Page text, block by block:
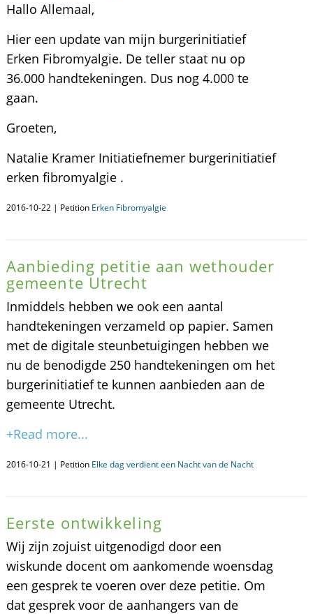
Hallo Allemaal,
Hier een update van mijn burgerinitiatief
Erken Fibromyalgie. De teller staat nu op
36.000 handtekeningen. Dus nog 4.000 te
gaan.
Groeten,
Natalie Kramer Initiatiefnemer burgerinitiatief
erken fibromyalgie .
2016-10-22 | Petition Erken Fibromyalgie
Aanbieding petitie aan wethouder
gemeente Utrecht
Inmiddels hebben we ook een aantal
handtekeningen verzameld op papier. Samen
met de digitale steunbetuigingen hebben we
nu de benodigde 250 handtekeningen om het
burgerinitiatief te kunnen aanbieden aan de
gemeente Utrecht.
+Read more...
2016-10-21 | Petition Elke dag verdient een Nacht van de Nacht
Eerste ontwikkeling
Wij zijn zojuist uitgenodigd door een
wiskunde docent om aankomende woensdag
een gesprek te voeren over deze petitie. Om
dat gesprek voor de aanhangers van de